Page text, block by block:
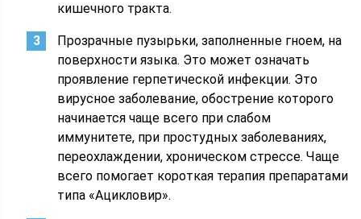
кишечного тракта.
Прозрачные пузырьки, заполненные гноем, на
поверхности языка. Это может означать
проявление герпетической инфекции. Это
вирусное заболевание, обострение которого
начинается чаще всего при слабом
иммунитете, при простудных заболеваниях,
переохлаждении, хроническом стрессе. Чаще
всего помогает короткая терапия препаратами
типа «Ацикловир».